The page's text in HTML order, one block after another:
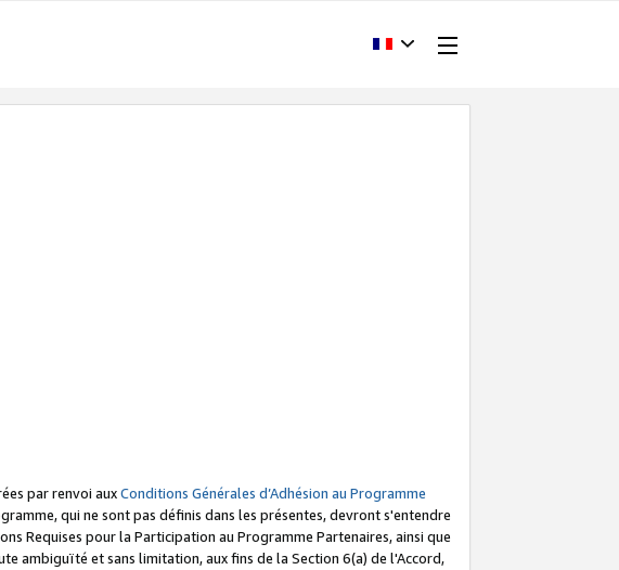
par renvoi auxConditions Générales d’Adhésion au Programme
qui ne sont pas définis dans les présentes, devront s'entendre
Requises pour la Participation au Programme Partenaires, ainsi que
ambiguïté et sans limitation, aux fins de la Section 6(a) de l'Accord,